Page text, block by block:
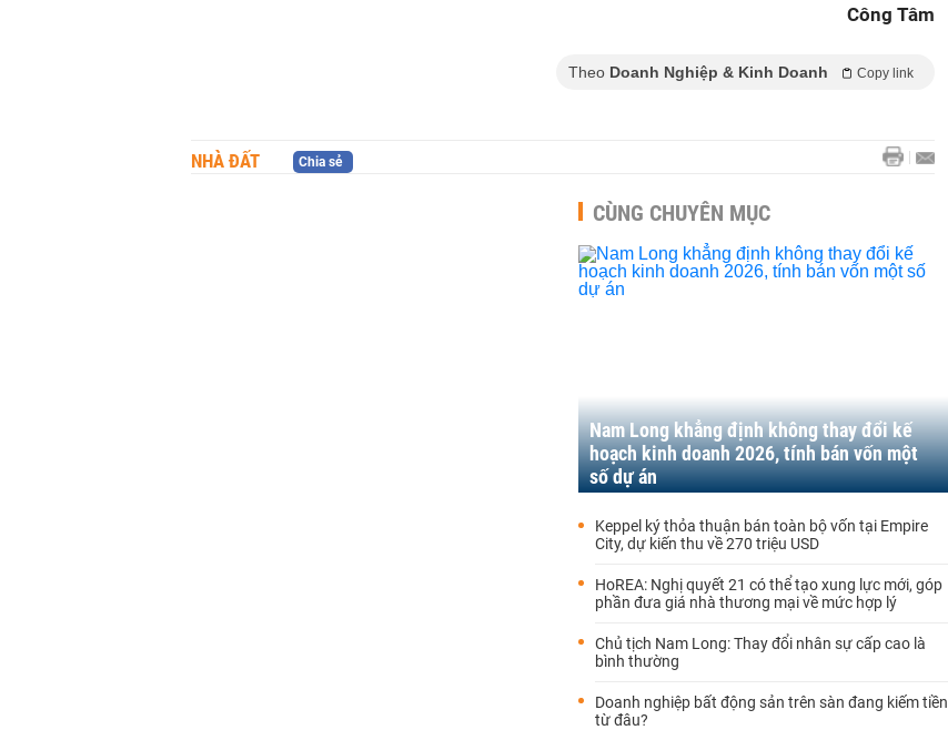
Công Tâm
Theo Doanh Nghiệp & Kinh Doanh Copy link
NHÀ ĐẤT Chia sẻ
CÙNG CHUYÊN MỤC
Nam Long khẳng định không thay đổi kế
hoạch kinh doanh 2026, tính bán vốn một
số dự án
Keppel ký thỏa thuận bán toàn bộ vốn tại Empire
City, dự kiến thu về 270 triệu USD
HoREA: Nghị quyết 21 có thể tạo xung lực mới, góp
phần đưa giá nhà thương mại về mức hợp lý
Chủ tịch Nam Long: Thay đổi nhân sự cấp cao là
bình thường
Doanh nghiệp bất động sản trên sàn đang kiếm tiền
từ đâu?